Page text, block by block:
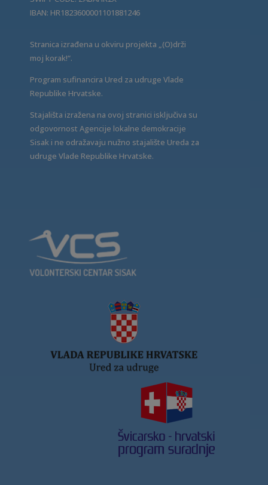
IBAN: HR1823600001101881246
Stranica izrađena u okviru projekta „(O)drži
moj korak!“.
Program sufinancira Ured za udruge Vlade
Republike Hrvatske.
Stajališta izražena na ovoj stranici isključiva su
odgovornost Agencije lokalne demokracije
Sisak i ne odražavaju nužno stajalište Ureda za
udruge Vlade Republike Hrvatske.